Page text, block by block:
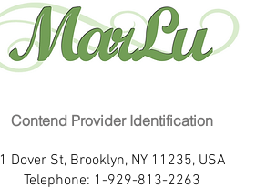
Contend Provider Identification
1 Dover St, Brooklyn, NY 11235, USA
Telephone: 1-929-813-2263